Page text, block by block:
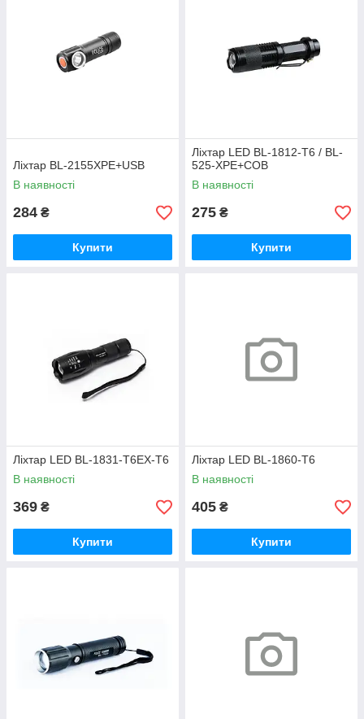
Ліхтар BL-2155XPE+USB
В наявності
284 ₴
Купити
Ліхтар LED BL-1812-T6 / BL-
525-XPE+COB
В наявності
275 ₴
Купити
Ліхтар LED BL-1831-T6EX-T6
В наявності
369 ₴
Купити
Ліхтар LED BL-1860-T6
В наявності
405 ₴
Купити